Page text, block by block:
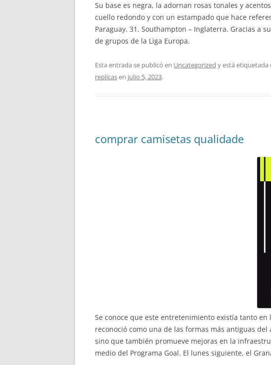
Su base es negra, la adornan rosas tonales y
cuello redondo y con un estampado que hace
Paraguay. 31. Southampton – Inglaterra. Gracias a
de grupos de la Liga Europa.
Esta entrada se publicó en Uncategorized y está etiquetada
replicasen julio 5, 2023.
comprar camisetas qualidade
Se conoce que este entretenimiento existía tanto
reconoció como una de las formas más antiguas
sino que también promueve mejoras en la
medio del Programa Goal. El lunes siguiente, el